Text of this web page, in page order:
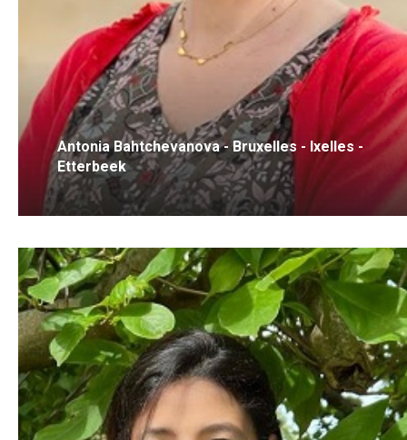
Antonia Bahtchevanova - Bruxelles - Ixelles -
Etterbeek